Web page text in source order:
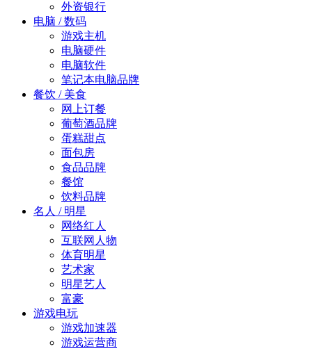
外资银行
电脑 / 数码
游戏主机
电脑硬件
电脑软件
笔记本电脑品牌
餐饮 / 美食
网上订餐
葡萄酒品牌
蛋糕甜点
面包房
食品品牌
餐馆
饮料品牌
名人 / 明星
网络红人
互联网人物
体育明星
艺术家
明星艺人
富豪
游戏电玩
游戏加速器
游戏运营商